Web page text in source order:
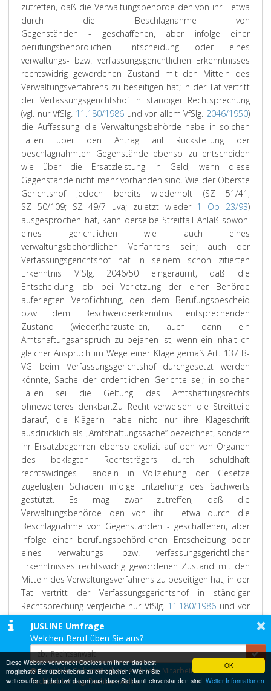
OK
Diese Website verwendet Cookies um Ihnen das best
möglichste Benutzererlebnis zu ermöglichen. Wenn Sie
weitersurfen, gehen wir davon aus, dass Sie damit einverstanden sind. Weiter Informationen
zutreffen, daß die Verwaltungsbehörde den von ihr - etwa
durch die Beschlagnahme von
Gegenständen - geschaffenen, aber infolge einer
berufungsbehördlichen Entscheidung oder eines
verwaltungs- bzw. verfassungsgerichtlichen Erkenntnisses
rechtswidrig gewordenen Zustand mit den Mitteln des
Verwaltungsverfahrens zu beseitigen hat; in der Tat vertritt
der Verfassungsgerichtshof in ständiger Rechtsprechung
(vgl. nur VfSlg. 11.180/1986und vor allem VfSlg. 2046/1950)
die Auffassung, die Verwaltungsbehörde habe in solchen
Fällen über den Antrag auf Rückstellung der
beschlagnahmten Gegenstände ebenso zu entscheiden
wie über die Ersatzleistung in Geld, wenn diese
Gegenstände nicht mehr vorhanden sind. Wie der Oberste
Gerichtshof jedoch bereits wiederholt (SZ 51/41;
SZ 50/109; SZ 49/7 uva; zuletzt wieder 1 Ob 23/93)
ausgesprochen hat, kann derselbe Streitfall Anlaß sowohl
eines gerichtlichen wie auch eines
verwaltungsbehördlichen Verfahrens sein; auch der
Verfassungsgerichtshof hat in seinem schon zitierten
Erkenntnis VfSlg. 2046/50 eingeräumt, daß die
Entscheidung, ob bei Verletzung der einer Behörde
auferlegten Verpflichtung, den dem Berufungsbescheid
bzw. dem Beschwerdeerkenntnis entsprechenden
Zustand (wieder)herzustellen, auch dann ein
Amtshaftungsanspruch zu bejahen ist, wenn ein inhaltlich
gleicher Anspruch im Wege einer Klage gemäß Art. 137 B-
VG beim Verfassungsgerichtshof durchgesetzt werden
könnte, Sache der ordentlichen Gerichte sei; in solchen
Fällen sei die Geltung des Amtshaftungsrechts
ohneweiteres denkbar.Zu Recht verweisen die Streitteile
darauf, die Klägerin habe nicht nur ihre Klageschrift
ausdrücklich als „Amtshaftungssache“ bezeichnet, sondern
ihr Ersatzbegehren ebenso explizit auf den von Organen
des beklagten Rechtsträgers durch schuldhaft
rechtswidriges Handeln in Vollziehung der Gesetze
zugefügten Schaden infolge Entziehung des Sachwerts
gestützt. Es mag zwar zutreffen, daß die
Verwaltungsbehörde den von ihr - etwa durch die
Beschlagnahme von Gegenständen - geschaffenen, aber
infolge einer berufungsbehördlichen Entscheidung oder
eines verwaltungs- bzw. verfassungsgerichtlichen
Erkenntnisses rechtswidrig gewordenen Zustand mit den
Mitteln des Verwaltungsverfahrens zu beseitigen hat; in der
Tat vertritt der Verfassungsgerichtshof in ständiger
Rechtsprechung vergleiche nur VfSlg. 11.180/1986 und vor
allem VfSlg.2046/1950) die Auffassung, die
Verwaltungsbehörde habe in solchen Fällen über den
Antrag auf Rückstellung der beschlagnahmten
Gegenstände ebenso zu entscheiden wie über die
Ersatzleistung in Geld, wenn diese Gegenstände nicht
mehr vorhanden sind. Wie der Oberste Gerichtshof jedoch
×
JUSLINE Umfrage
Welchen Beruf üben Sie aus?
Beispiele: Selbstständiger Architekt, Mitarbeiter einer
Rechtsabteilung, Rechtsanwalt,...